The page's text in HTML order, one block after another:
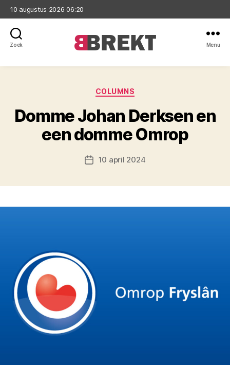
10 augustus 2026 06:20
Zoek Menu
Categorieën
COLUMNS
Domme Johan Derksen en
een domme Omrop
Berichtdatum
10 april 2024